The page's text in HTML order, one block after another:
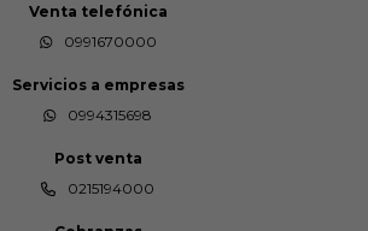
Venta telefónica
0991670000
Servicios a empresas
0994315698
Post venta
0215194000